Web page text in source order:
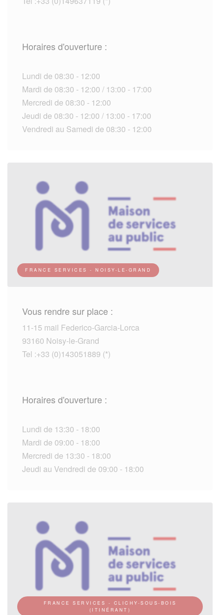
Horaires d'ouverture :
Lundi de 08:30 - 12:00
Mardi de 08:30 - 12:00 / 13:00 - 17:00
Mercredi de 08:30 - 12:00
Jeudi de 08:30 - 12:00 / 13:00 - 17:00
Vendredi au Samedi de 08:30 - 12:00
FRANCE SERVICES - NOISY-LE-GRAND
Vous rendre sur place :
11-15 mail Federico-Garcia-Lorca
93160 Noisy-le-Grand
Tel :+33 (0)143051889 (*)
Horaires d'ouverture :
Lundi de 13:30 - 18:00
Mardi de 09:00 - 18:00
Mercredi de 13:30 - 18:00
Jeudi au Vendredi de 09:00 - 18:00
FRANCE SERVICES - CLICHY-SOUS-BOIS
(ITINÉRANT)